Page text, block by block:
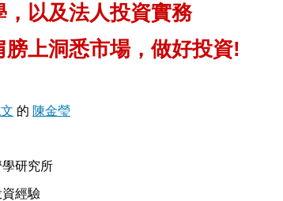
以及法人投資實務
上洞悉市場，做好投資!
的 陳金瑩
研究所
經驗